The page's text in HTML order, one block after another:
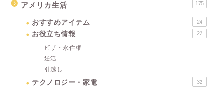
アメリカ生活 175
おすすめアイテム 24
お役立ち情報 22
ビザ・永住権
妊活
引越し
テクノロジー・家電 32